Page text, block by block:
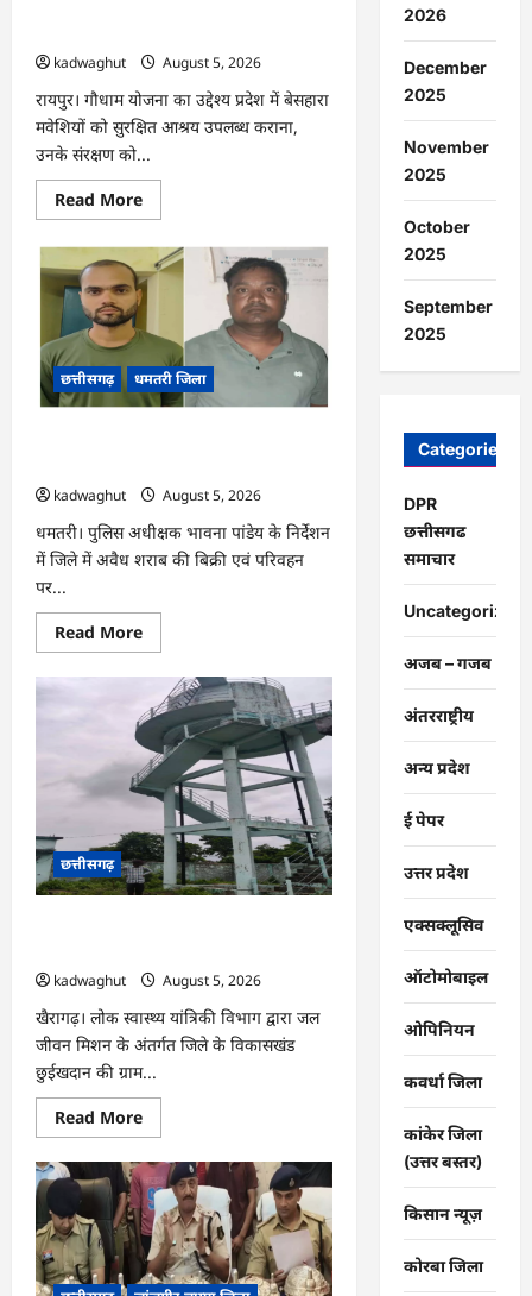
kadwaghut
August 5, 2026
रायपुर। गौधाम योजना का उद्देश्य प्रदेश में बेसहारा
मवेशियों को सुरक्षित आश्रय उपलब्ध कराना,
उनके संरक्षण को...
Read MoreRead
more
CG
प्रदेश
में
गौधामों
होगी
स्थापना
…
छत्तीसगढ़ धमतरी जिला
kadwaghut
August 5, 2026
धमतरी। पुलिस अधीक्षक भावना पांडेय के निर्देशन
में जिले में अवैध शराब की बिक्री एवं परिवहन
पर...
Read MoreRead
more
CG
अवैध
शराब
के
कारोबार
पर
धमतरी
पुलिस
का
प्रहार,
दो
कोचिए
गिरफ्तार
छत्तीसगढ़
kadwaghut
August 5, 2026
खैरागढ़। लोक स्वास्थ्य यांत्रिकी विभाग द्वारा जल
जीवन मिशन के अंतर्गत जिले के विकासखंड
छुईखदान की ग्राम...
Read MoreRead
more
CG
:
जल
जीवन
मिशन
से
बदली
बिड़ौरी
2026
December
2025
November
2025
October
2025
September
2025
Categories
DPR
छत्तीसगढ
समाचार
Uncategorized
अजब – गजब
अंतरराष्ट्रीय
अन्य प्रदेश
ई पेपर
उत्तर प्रदेश
एक्सक्लूसिव
ऑटोमोबाइल
ओपिनियन
कवर्धा जिला
कांकेर जिला
(उत्तर बस्तर)
किसान न्यूज़
कोरबा जिला